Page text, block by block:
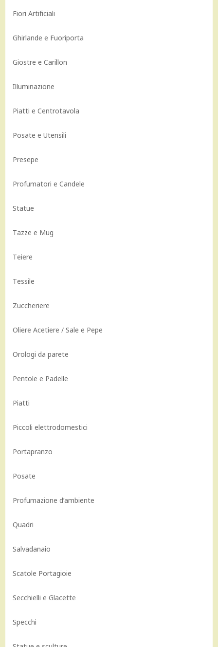
Fiori Artificiali
Ghirlande e Fuoriporta
Giostre e Carillon
Illuminazione
Piatti e Centrotavola
Posate e Utensili
Presepe
Profumatori e Candele
Statue
Tazze e Mug
Teiere
Tessile
Zuccheriere
Oliere Acetiere / Sale e Pepe
Orologi da parete
Pentole e Padelle
Piatti
Piccoli elettrodomestici
Portapranzo
Posate
Profumazione d’ambiente
Quadri
Salvadanaio
Scatole Portagioie
Secchielli e Glacette
Specchi